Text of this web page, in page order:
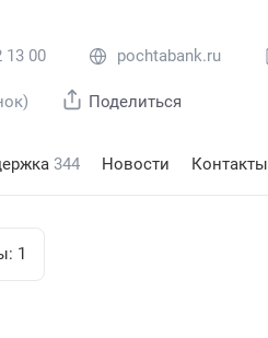
13 00 pochtabank.ru
Поделиться
344 Новости Контакты
1